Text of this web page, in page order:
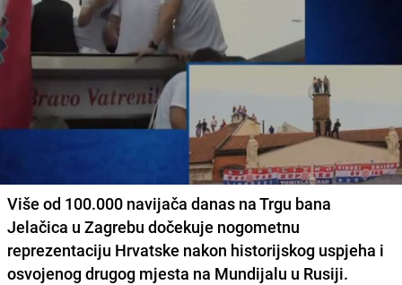
Više od 100.000 navijača danas na Trgu bana
Jelačica u Zagrebu dočekuje nogometnu
reprezentaciju Hrvatske nakon historijskog uspjeha i
osvojenog drugog mjesta na Mundijalu u Rusiji.